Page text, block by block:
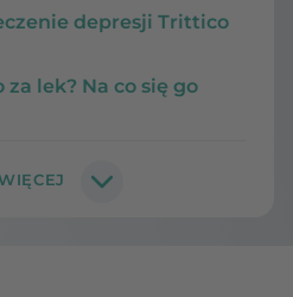
depresji Trittico
lek? Na co się go